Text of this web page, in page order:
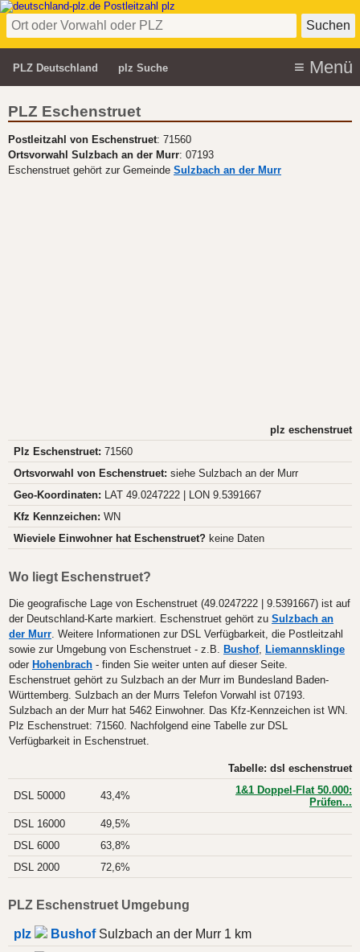
PLZ Deutschland plz Suche
PLZ Eschenstruet
Postleitzahl von Eschenstruet: 71560
Ortsvorwahl Sulzbach an der Murr: 07193
Eschenstruet gehört zur Gemeinde Sulzbach an der Murr
plz eschenstruet
Plz Eschenstruet: 71560
Ortsvorwahl von Eschenstruet: siehe Sulzbach an der Murr
Geo-Koordinaten: LAT 49.0247222 | LON 9.5391667
Kfz Kennzeichen: WN
Wieviele Einwohner hat Eschenstruet? keine Daten
Wo liegt Eschenstruet?
Die geografische Lage von Eschenstruet (49.0247222 | 9.5391667) ist auf
der Deutschland-Karte markiert. Eschenstruet gehört zu Sulzbach an
der Murr. Weitere Informationen zur DSL Verfügbarkeit, die Postleitzahl
sowie zur Umgebung von Eschenstruet - z.B. Bushof, Liemannsklinge
oder Hohenbrach - finden Sie weiter unten auf dieser Seite.
Eschenstruet gehört zu Sulzbach an der Murr im Bundesland Baden-
Württemberg. Sulzbach an der Murrs Telefon Vorwahl ist 07193.
Sulzbach an der Murr hat 5462 Einwohner. Das Kfz-Kennzeichen ist WN.
Plz Eschenstruet: 71560. Nachfolgend eine Tabelle zur DSL
Verfügbarkeit in Eschenstruet.
Tabelle: dsl eschenstruet
DSL 50000 43,4%
1&1 Doppel-Flat 50.000:
Prüfen...
DSL 16000
49,5%
DSL 6000
63,8%
DSL 2000
72,6%
PLZ Eschenstruet Umgebung
plz BushofSulzbach an der Murr 1 km